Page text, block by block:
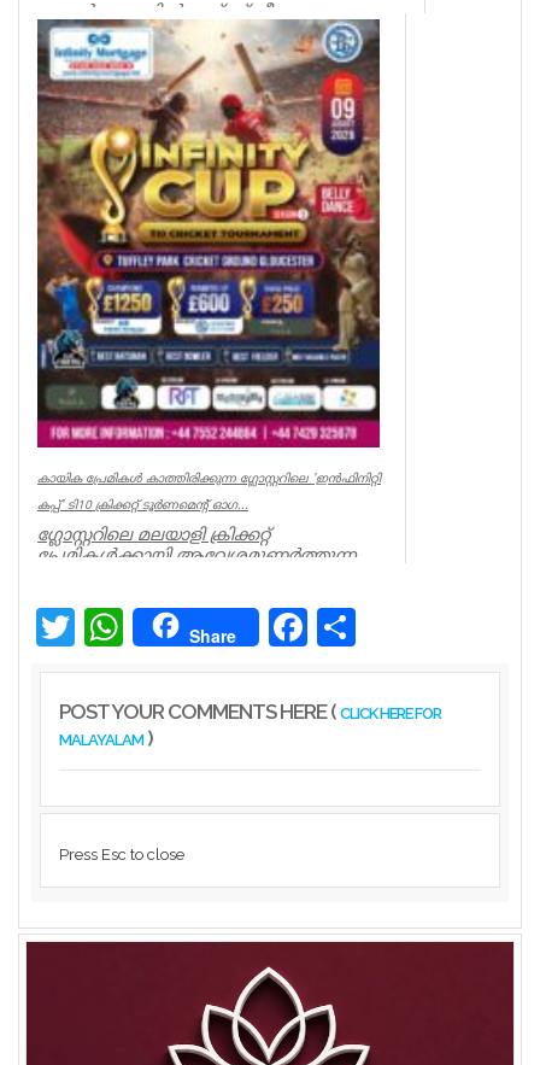
ലണ്ടൻ: ലണ്ടനിൽ രണ്ട് സ്ത്രീകളെ
കൊലപ്പെടുത്തിയ സംഭവത്തിൽ
പോലീസിനും പ്രോസിക്യൂഷനും ഗുരുതര
വീഴ്ച്ച സംഭ...
UK NEWS
കായിക പ്രേമികള്‍ കാത്തിരിക്കുന്ന ഗ്ലോസ്റ്ററിലെ 'ഇന്‍ഫിനിറ്റി
കപ്പ്' ടി10 ക്രിക്കറ്റ് ടൂര്‍ണമെന്റ് ഓഗ...
ഗ്ലോസ്റ്ററിലെ മലയാളി ക്രിക്കറ്റ്
പ്രേമികള്‍ക്കായി ആവേശമുണര്‍ത്തുന്ന
Associations
Twitter WhatsAppShare Facebook
POST YOUR COMMENTS HERE ( CLICK HERE FOR
MALAYALAM)
Press Esc to close